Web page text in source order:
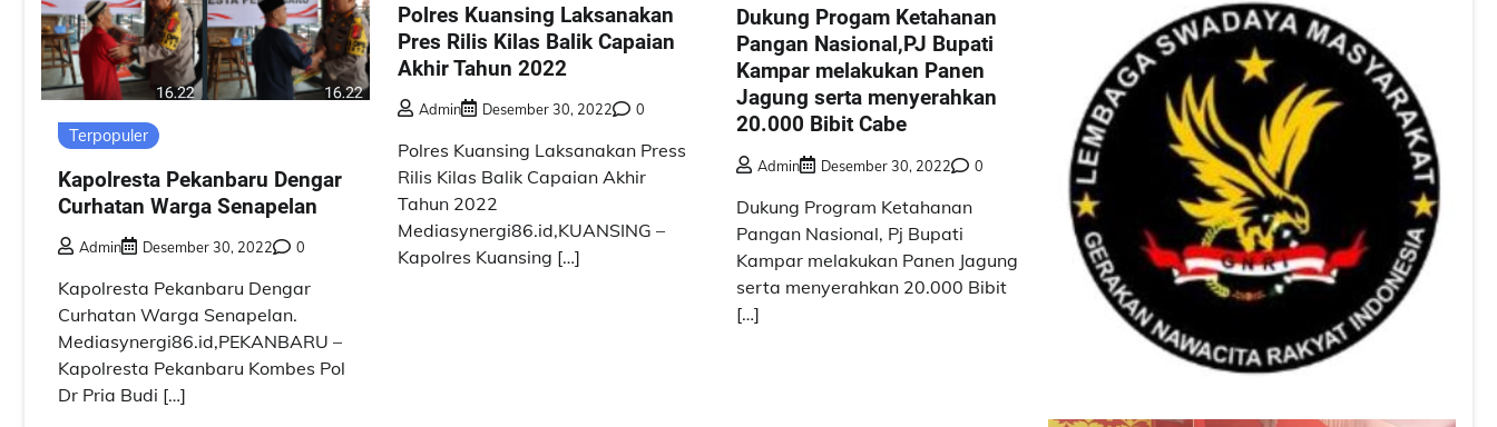
Terpopuler
Kapolresta Pekanbaru Dengar
Curhatan Warga Senapelan
Admin Desember 30, 2022 0
Kapolresta Pekanbaru Dengar
Curhatan Warga Senapelan.
Mediasynergi86.id,PEKANBARU –
Kapolresta Pekanbaru Kombes Pol
Dr Pria Budi […]
Polres Kuansing Laksanakan
Pres Rilis Kilas Balik Capaian
Akhir Tahun 2022
Admin Desember 30, 2022 0
Polres Kuansing Laksanakan Press
Rilis Kilas Balik Capaian Akhir
Tahun 2022
Mediasynergi86.id,KUANSING –
Kapolres Kuansing […]
Dukung Progam Ketahanan
Pangan Nasional,PJ Bupati
Kampar melakukan Panen
Jagung serta menyerahkan
20.000 Bibit Cabe
Admin Desember 30, 2022 0
Dukung Program Ketahanan
Pangan Nasional, Pj Bupati
Kampar melakukan Panen Jagung
serta menyerahkan 20.000 Bibit
[…]